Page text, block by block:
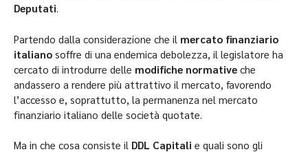
Deputati.
Partendo dalla considerazione che il mercato finanziario
italiano soffre di una endemica debolezza, il legislatore ha
cercato di introdurre delle modifiche normative che
andassero a rendere più attrattivo il mercato, favorendo
l’accesso e, soprattutto, la permanenza nel mercato
finanziario italiano delle società quotate.
Ma in che cosa consiste il DDL Capitali e quali sono gli